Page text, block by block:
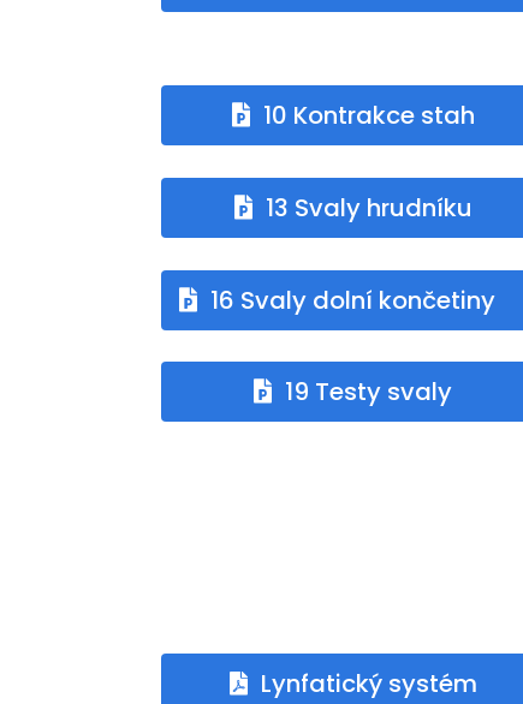
10 Kontrakce stah
13 Svaly hrudníku
16 Svaly dolní končetiny
19 Testy svaly
Lynfatický systém